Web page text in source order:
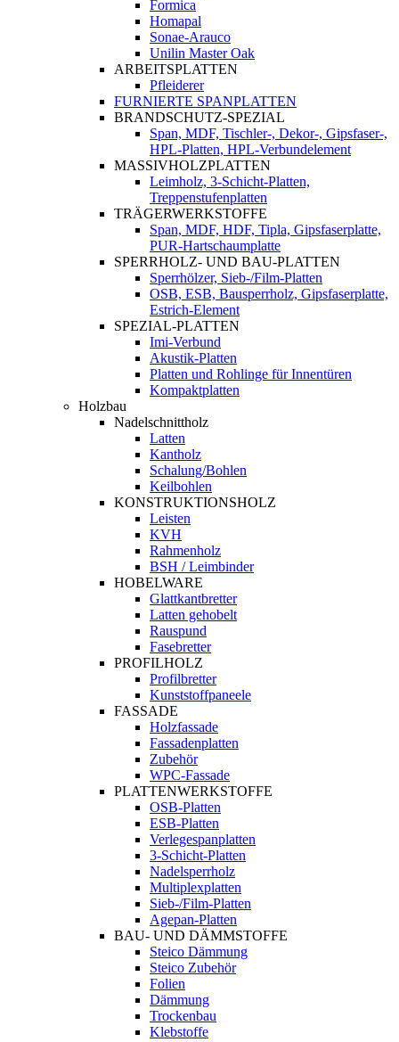
Formica
Homapal
Sonae-Arauco
Unilin Master Oak
ARBEITSPLATTEN
Pfleiderer
FURNIERTE SPANPLATTEN
BRANDSCHUTZ-SPEZIAL
Span, MDF, Tischler-, Dekor-, Gipsfaser-,
HPL-Platten, HPL-Verbundelement
MASSIVHOLZPLATTEN
Leimholz, 3-Schicht-Platten,
Treppenstufenplatten
TRÄGERWERKSTOFFE
Span, MDF, HDF, Tipla, Gipsfaserplatte,
PUR-Hartschaumplatte
SPERRHOLZ- UND BAU-PLATTEN
Sperrhölzer, Sieb-/Film-Platten
OSB, ESB, Bausperrholz, Gipsfaserplatte,
Estrich-Element
SPEZIAL-PLATTEN
Imi-Verbund
Akustik-Platten
Platten und Rohlinge für Innentüren
Kompaktplatten
Holzbau
Nadelschnittholz
Latten
Kantholz
Schalung/Bohlen
Keilbohlen
KONSTRUKTIONSHOLZ
Leisten
KVH
Rahmenholz
BSH / Leimbinder
HOBELWARE
Glattkantbretter
Latten gehobelt
Rauspund
Fasebretter
PROFILHOLZ
Profilbretter
Kunststoffpaneele
FASSADE
Holzfassade
Fassadenplatten
Zubehör
WPC-Fassade
PLATTENWERKSTOFFE
OSB-Platten
ESB-Platten
Verlegespanplatten
3-Schicht-Platten
Nadelsperrholz
Multiplexplatten
Sieb-/Film-Platten
Agepan-Platten
BAU- UND DÄMMSTOFFE
Steico Dämmung
Steico Zubehör
Folien
Dämmung
Trockenbau
Klebstoffe